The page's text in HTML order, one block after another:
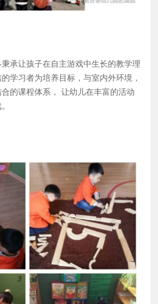
让孩子在自主游戏中生长的教学理
学习者为培养目标，与室内外环境，
的课程体系， 让幼儿在丰富的活动